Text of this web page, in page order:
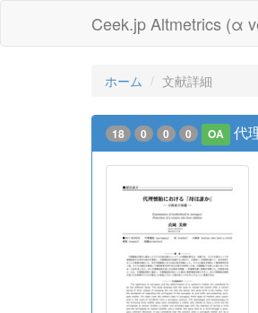
Ceek.jp Altmetrics (α
ホーム 文献詳細
18 0 0 0 OA 代